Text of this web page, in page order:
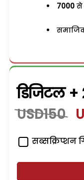
7000 से
डिजिटल +
USD150
सब्सक्रिप्शन